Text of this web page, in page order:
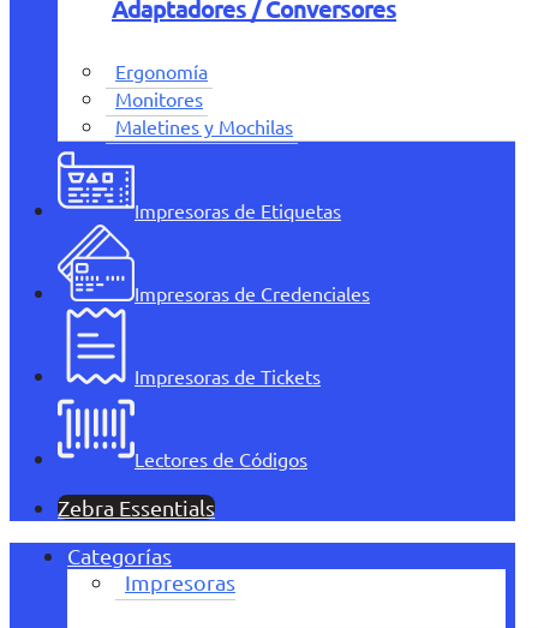
Adaptadores / Conversores
Ergonomía
Monitores
Maletines y Mochilas
Impresoras de Etiquetas
Impresoras de Credenciales
Impresoras de Tickets
Lectores de Códigos
Zebra Essentials
Categorías
Impresoras